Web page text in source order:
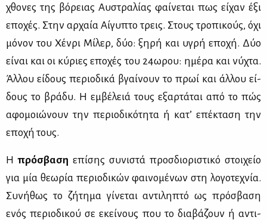
χθο­νες της βό­ρειας Αυ­στρα­λί­ας φαί­νε­ται πως εί­χαν έξι
επο­χές. Στην αρ­χαία Αί­γυ­πτο τρεις. Στους τρο­πι­κούς, όχι
μό­νον του Χέν­ρι Μί­λερ, δύο: ξη­ρή και υγρή επο­χή. Δύο
εί­ναι και οι κύ­ριες επο­χές του 24ω­ρου: ημέ­ρα και νύ­χτα.
Άλ­λου εί­δους πε­ριο­δι­κά βγαί­νουν το πρωί και άλ­λου εί­
δους το βρά­δυ. Η εμ­βέ­λειά τους εξαρ­τά­ται από το πώς
αφο­μοιώ­νουν την πε­ριο­δι­κό­τη­τα ή κα­τ’ επέ­κτα­ση την
επο­χή τους.
Ηπρό­σβα­ση επί­σης συ­νι­στά προσ­διο­ρι­στι­κό στοι­χείο
για μία θε­ω­ρία πε­ριο­δι­κών φαι­νο­μέ­νων στη λο­γο­τε­χνία.
Συ­νή­θως το ζή­τη­μα γί­νε­ται αντι­λη­πτό ως πρό­σβα­ση
ενός πε­ριο­δι­κού σε εκεί­νους που το δια­βά­ζουν ή αντι­